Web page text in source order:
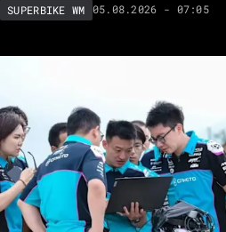
SUPERBIKE WM 05.08.2026 - 07:05